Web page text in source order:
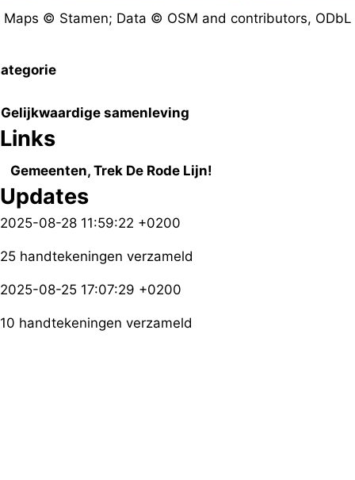
Maps © Stamen; Data © OSM and contributors, ODbL
Gelijkwaardige samenleving
Links
Gemeenten, Trek De Rode Lijn!
Updates
2025-08-28 11:59:22 +0200
25 handtekeningen verzameld
2025-08-25 17:07:29 +0200
10 handtekeningen verzameld